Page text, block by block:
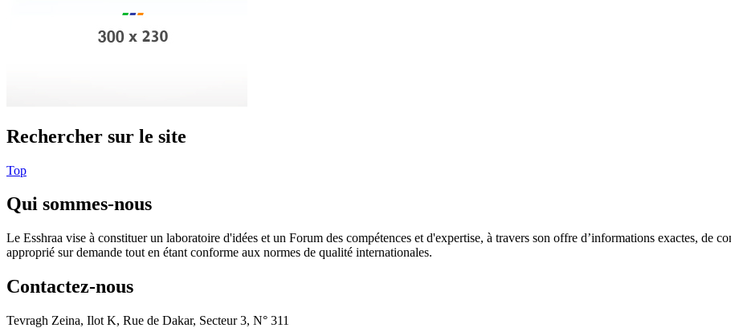
Rechercher sur le site
Top
Qui sommes-nous
Le Esshraa vise à constituer un laboratoire d'idées et un Forum des compétences et d'expertise, à travers son offre d’informations exactes, de
approprié sur demande tout en étant conforme aux normes de qualité internationales.
Contactez-nous
Tevragh Zeina, Ilot K, Rue de Dakar, Secteur 3, N° 311